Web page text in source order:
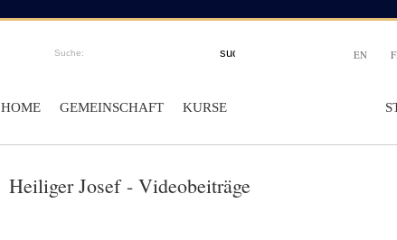
Suche: EN
HOME GEMEINSCHAFT KURSE
Heiliger Josef- Videobeiträge